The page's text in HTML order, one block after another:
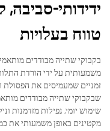
ידידותי-סביבה,
טווח בעלויות
בקבוקי שתייה מבודדים
משמעותית על ידי הורדת
זמניים שמעמיסים את הפסולת
שבקבוקי שתייה מבודדים
שימוש יומי, נפילות מזדמנות
מקטינים באופן משמעותי את